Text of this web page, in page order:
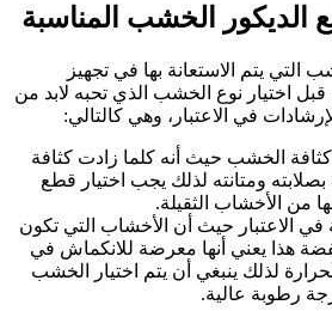
الديكور الخشب المناسبة
التي يتم الاستعانة بها في تجهيز
قبل اختيار نوع الخشب الذي تحبه لابد من
في الاعتبار، وهي كالتالي:
الخشب حيث أنه كلما زادت كثافة
ومتانته لذلك يجب اختيار قطع
من الأخشاب الثقيلة.
الاعتبار حيث أن الأخشاب التي تكون
هذا يعني أنها معرضة للانكماش في
لذلك ينبغي أن يتم اختيار الخشب
رطوبة عالية.